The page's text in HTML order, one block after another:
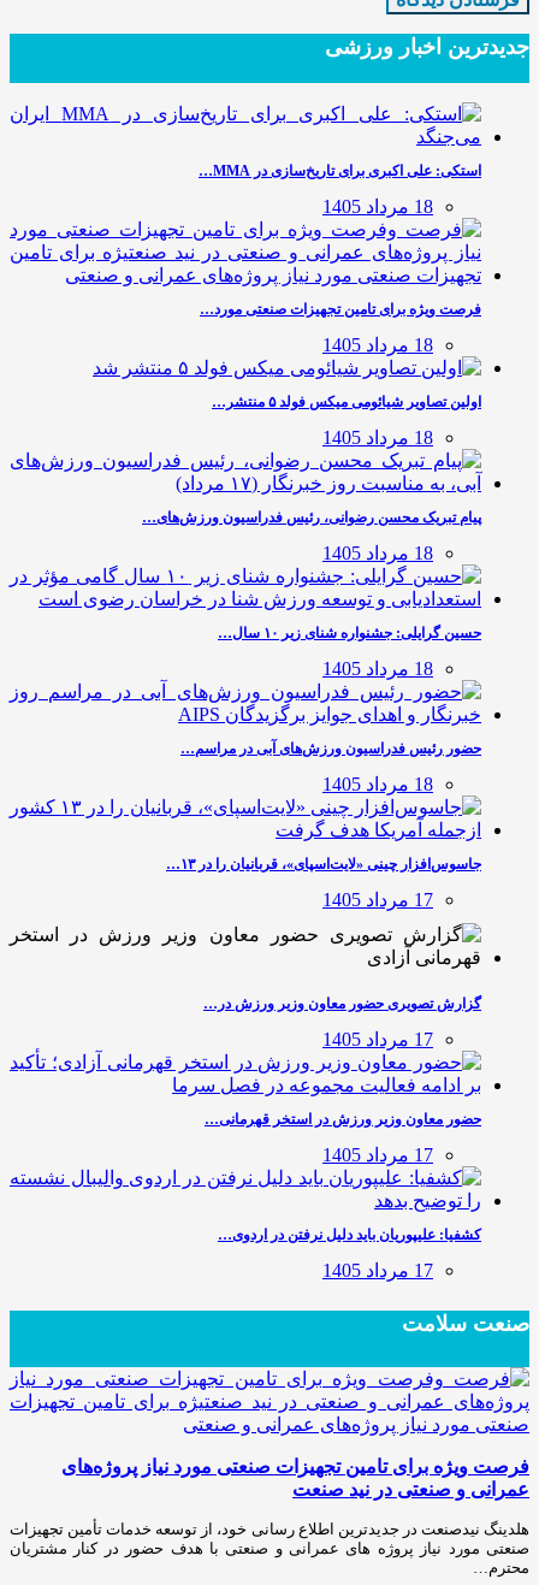
جدیدترین‌ اخبار ورزشی
استکی: علی‌ اکبری برای تاریخ‌سازی در MMA…
18 مرداد 1405
فرصت ویژه برای تامین تجهیزات صنعتی مورد…
18 مرداد 1405
اولین تصاویر شیائومی میکس فولد ۵ منتشر…
18 مرداد 1405
پیام تبریک محسن رضوانی، رئیس فدراسیون ورزش‌های…
18 مرداد 1405
حسین گرایلی: جشنواره شنای زیر ۱۰ سال…
18 مرداد 1405
حضور رئیس فدراسیون ورزش‌های آبی در مراسم…
18 مرداد 1405
جاسوس‌افزار چینی «لایت‌اسپای»، قربانیان را در ۱۳…
17 مرداد 1405
گزارش تصویری حضور معاون وزیر ورزش در…
17 مرداد 1405
حضور معاون وزیر ورزش در استخر قهرمانی…
17 مرداد 1405
کشفیا: علیپوریان باید دلیل نرفتن در اردوی…
17 مرداد 1405
صنعت سلامت
فرصت ویژه برای تامین تجهیزات صنعتی مورد نیاز پروژه‌های
عمرانی و صنعتی در نید صنعت
هلدینگ نیدصنعت در جدیدترین اطلاع رسانی خود، از توسعه خدمات تأمین تجهیزات
صنعتی مورد نیاز پروژه های عمرانی و صنعتی با هدف حضور در کنار مشتریان
محترم…